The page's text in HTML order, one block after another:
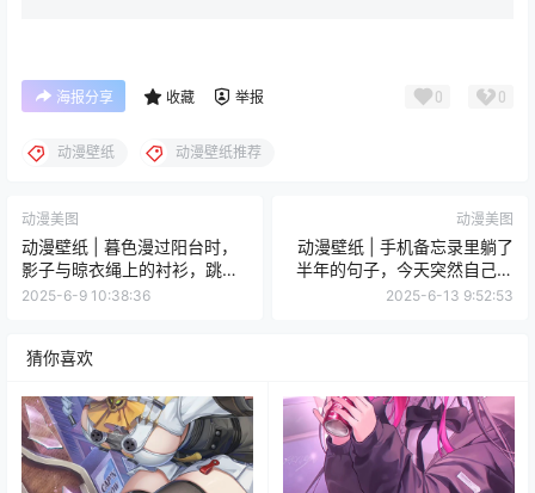
海报分享 收藏 举报 0 0
动漫壁纸 动漫壁纸推荐
动漫美图
动漫壁纸 | 暮色漫过阳台时，
影子与晾衣绳上的衬衫，跳起
笨拙的圆舞曲
2025-6-9 10:38:36
动漫美图
动漫壁纸 | 手机备忘录里躺了
半年的句子，今天突然自己填
上了结尾
2025-6-13 9:52:53
猜你喜欢